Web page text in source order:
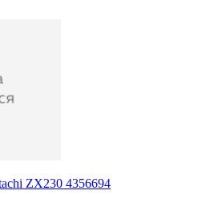
ZX230 4356694